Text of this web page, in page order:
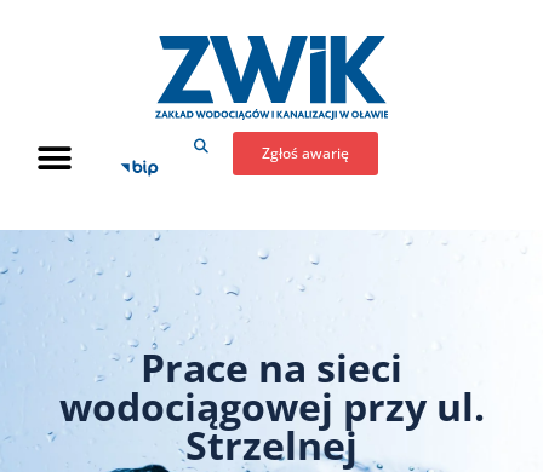
Zgłoś awarię
Prace na sieci
wodociągowej przy ul.
Strzelnej